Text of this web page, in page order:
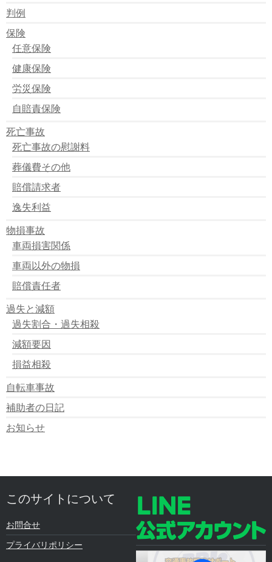
慰謝料の控除～
判例：ひき逃げに気づかなかった場合は？ ～救護、報
告義務違反の要件～
判例：死亡した幼児の養育費は？ ～養育費は控除しな
い～
判例：交通事故の量刑が重過ぎる！ ～刑が猶予された
判例～
判例：交通事故の報告に黙秘権は行使できない ～交通
事故は絶対報告～
判例：逸失利益の中間利息はなぜ年率５％なのか？～ラ
イプニッツ係数の根拠判例
判例
保険
任意保険
健康保険
労災保険
自賠責保険
死亡事故
死亡事故の慰謝料
葬儀費その他
賠償請求者
逸失利益
物損事故
車両損害関係
車両以外の物損
賠償責任者
過失と減額
過失割合・過失相殺
減額要因
損益相殺
自転車事故
補助者の日記
お知らせ
このサイトについて
お問合せ
プライバリポリシー